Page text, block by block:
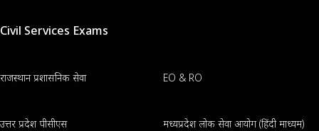
Civil Services Exams
राजस्थान प्रशासनिक सेवा EO & RO
उत्तर प्रदेश पीसीएस मध्यप्रदेश लोक सेवा आयोग (हिंदी माध्यम)